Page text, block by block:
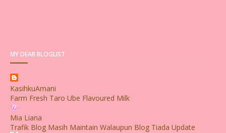
MY DEAR BLOGLIST
KasihkuAmani
Farm Fresh Taro Ube Flavoured Milk
Mia Liana
Trafik Blog Masih Maintain Walaupun Blog Tiada Update